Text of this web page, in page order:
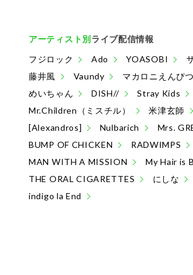
アーティスト別ライブ配信情報
フジロック Ado YOASOBI
藤井風
Vaundy マカロニえんぴつ
めいちゃん
DISH// Stray Kids
Mr.Children（ミスチル）
米津玄師
[Alexandros]
Nulbarich Mrs.
BUMP OF CHICKEN
RADWIMPS
MAN WITH A MISSION
My Hair is
THE ORAL CIGARETTES
にしな
indigo la End